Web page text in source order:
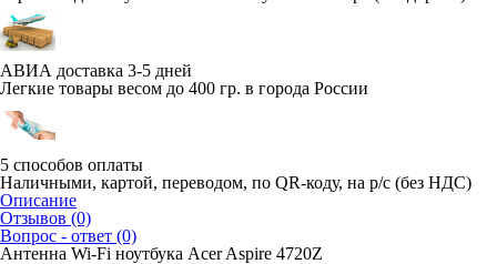
АВИА доставка 3-5 дней
Легкие товары весом до 400 гр. в города России
5 способов оплаты
Наличными, картой, переводом, по QR-коду, на р/с (без НДС)
Описание
Отзывов (0)
Вопрос - ответ (0)
Антенна Wi-Fi ноутбука Acer Aspire 4720Z